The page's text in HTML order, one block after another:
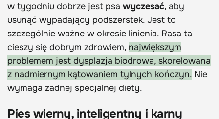
w tygodniu dobrze jest psa wyczesać, aby
usunąć wypadający podszerstek. Jest to
szczególnie ważne w okresie linienia. Rasa ta
cieszy się dobrym zdrowiem, największym
problemem jest dysplazja biodrowa, skorelowana
z nadmiernym kątowaniem tylnych kończyn. Nie
wymaga żadnej specjalnej diety.
Pies wierny, inteligentny i karny